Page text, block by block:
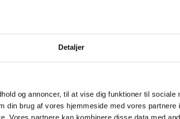
Detaljer
og annoncer, til at vise dig funktioner til sociale
din brug af vores hjemmeside med vores partnere
Vores partnere kan kombinere disse data med